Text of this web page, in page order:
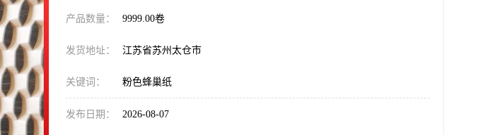
产品数量： 9999.00卷
发货地址： 江苏省苏州太仓市
关键词： 粉色蜂巢纸
发布日期： 2026-08-07